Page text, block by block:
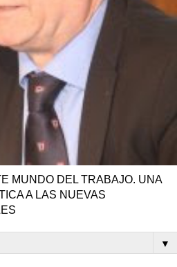
MUNDO DEL TRABAJO. UNA
A LAS NUEVAS
▼